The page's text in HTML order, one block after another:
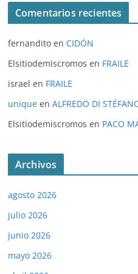
Comentarios recientes
fernandito en CIDÓN
Elsitiodemiscromos en FRAILE
israel en FRAILE
unique en ALFREDO DI
Elsitiodemiscromos en PACO
Archivos
agosto 2026
julio 2026
junio 2026
mayo 2026